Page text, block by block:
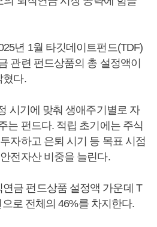
년 1월 타깃데이트펀드(TDF)
관련 펀드상품의 총 설정액이
혔다.
시기에 맞춰 생애주기별로 자
는 펀드다. 적립 초기에는 주식
자하고 은퇴 시기 등 목표 시점
전자산 비중을 늘린다.
금 펀드상품 설정액 가운데 T
로 전체의 46%를 차지한다.